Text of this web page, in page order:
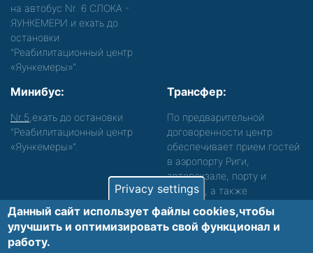
на автобус Nr. 6 СЛОКА -
ЯУНКЕМЕРИ и ехать до
остановки
"Реабилитационный центр
«Яункемеры»".
Минибус:
Nr.5 ,ехать до остановки
"Реабилитационный центр
«Яункемеры»".
Трансфер:
По предварительной
договоренности центр
обеспечивает прием гостей
в аэропорту Риги,
автовокзале, порту и
вокзале, а также
сопровождение. Просьба
звонить, чтобы уточнить
детали.
Privacy settings
Данный сайт использует файлы cookies,чтобы
улучшить и оптимизировать cвой функционал и
работу.